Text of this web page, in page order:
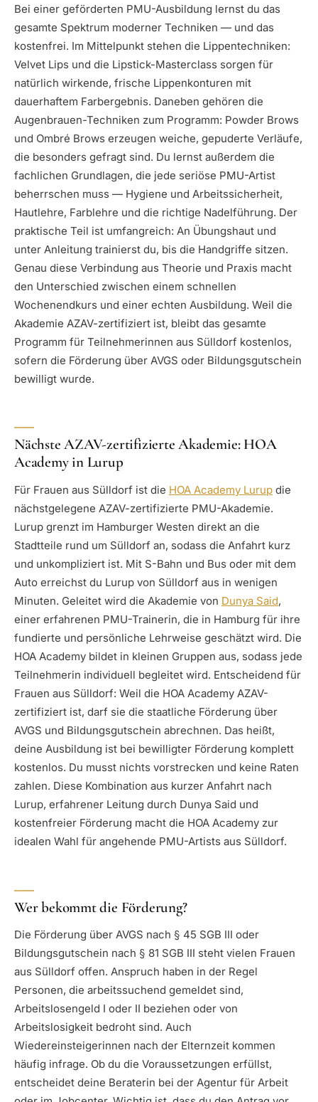
Bei einer geförderten PMU-Ausbildung lernst du das
gesamte Spektrum moderner Techniken — und das
kostenfrei. Im Mittelpunkt stehen die Lippentechniken:
Velvet Lips und die Lipstick-Masterclass sorgen für
natürlich wirkende, frische Lippenkonturen mit
dauerhaftem Farbergebnis. Daneben gehören die
Augenbrauen-Techniken zum Programm: Powder Brows
und Ombré Brows erzeugen weiche, gepuderte Verläufe,
die besonders gefragt sind. Du lernst außerdem die
fachlichen Grundlagen, die jede seriöse PMU-Artist
beherrschen muss — Hygiene und Arbeitssicherheit,
Hautlehre, Farblehre und die richtige Nadelführung. Der
praktische Teil ist umfangreich: An Übungshaut und
unter Anleitung trainierst du, bis die Handgriffe sitzen.
Genau diese Verbindung aus Theorie und Praxis macht
den Unterschied zwischen einem schnellen
Wochenendkurs und einer echten Ausbildung. Weil die
Akademie AZAV-zertifiziert ist, bleibt das gesamte
Programm für Teilnehmerinnen aus Sülldorf kostenlos,
sofern die Förderung über AVGS oder Bildungsgutschein
bewilligt wurde.
Nächste AZAV-zertifizierte Akademie: HOA
Academy in Lurup
Für Frauen aus Sülldorf ist die HOA Academy Lurup die
nächstgelegene AZAV-zertifizierte PMU-Akademie.
Lurup grenzt im Hamburger Westen direkt an die
Stadtteile rund um Sülldorf an, sodass die Anfahrt kurz
und unkompliziert ist. Mit S-Bahn und Bus oder mit dem
Auto erreichst du Lurup von Sülldorf aus in wenigen
Minuten. Geleitet wird die Akademie von Dunya Said,
einer erfahrenen PMU-Trainerin, die in Hamburg für ihre
fundierte und persönliche Lehrweise geschätzt wird. Die
HOA Academy bildet in kleinen Gruppen aus, sodass jede
Teilnehmerin individuell begleitet wird. Entscheidend für
Frauen aus Sülldorf: Weil die HOA Academy AZAV-
zertifiziert ist, darf sie die staatliche Förderung über
AVGS und Bildungsgutschein abrechnen. Das heißt,
deine Ausbildung ist bei bewilligter Förderung komplett
kostenlos. Du musst nichts vorstrecken und keine Raten
zahlen. Diese Kombination aus kurzer Anfahrt nach
Lurup, erfahrener Leitung durch Dunya Said und
kostenfreier Förderung macht die HOA Academy zur
idealen Wahl für angehende PMU-Artists aus Sülldorf.
Wer bekommt die Förderung?
Die Förderung über AVGS nach § 45 SGB III oder
Bildungsgutschein nach § 81 SGB III steht vielen Frauen
aus Sülldorf offen. Anspruch haben in der Regel
Personen, die arbeitssuchend gemeldet sind,
Arbeitslosengeld I oder II beziehen oder von
Arbeitslosigkeit bedroht sind. Auch
Wiedereinsteigerinnen nach der Elternzeit kommen
häufig infrage. Ob du die Voraussetzungen erfüllst,
entscheidet deine Beraterin bei der Agentur für Arbeit